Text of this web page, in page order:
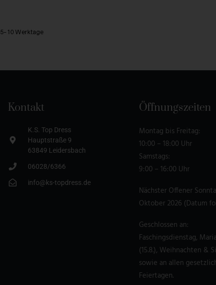
5-10 Werktage
Kontakt
K.S. Top Dress
Hauptstraße 9
63849 Leidersbach
06028/6366
info@ks-topdress.de
Öffnungszeiten
Montag bis Freitag:
10:00 – 18:00 Uhr
Samstags:
9:00 – 16:00 Uhr
Nächster Offener
Oktober 2026 (Datum
Geschlossen an:
Faschingsdienstag,
(15.8.), Weihnachten &
sowie an allen
Feiertagen.